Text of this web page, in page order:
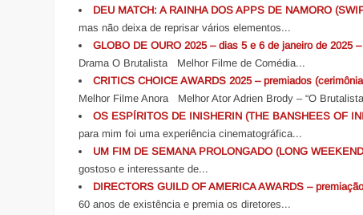
DEU MATCH: A RAINHA DOS APPS DE NAMORO
mas não deixa de reprisar vários elementos...
GLOBO DE OURO 2025 – dias 5 e 6 de janeiro de 2025
Drama O Brutalista Melhor Filme de Comédia...
CRITICS CHOICE AWARDS 2025 – premiados
Melhor Filme Anora Melhor Ator Adrien Brody – “O
OS ESPÍRITOS DE INISHERIN (THE BANSHEES OF
para mim foi uma experiência cinematográfica...
UM FIM DE SEMANA PROLONGADO (LONG
gostoso e interessante de...
DIRECTORS GUILD OF AMERICA AWARDS –
60 anos de existência e premia os diretores...